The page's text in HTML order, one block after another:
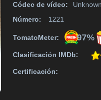
Códec de vídeo:
Número:
1221
TomatoMeter: 97%
Clasificación IMDb:
Certificación: